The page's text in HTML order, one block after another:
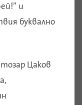
и
буквално
Цаков